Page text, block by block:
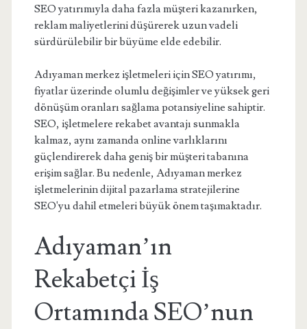
SEO yatırımıyla daha fazla müşteri kazanırken,
reklam maliyetlerini düşürerek uzun vadeli
sürdürülebilir bir büyüme elde edebilir.
Adıyaman merkez işletmeleri için SEO yatırımı,
fiyatlar üzerinde olumlu değişimler ve yüksek geri
dönüşüm oranları sağlama potansiyeline sahiptir.
SEO, işletmelere rekabet avantajı sunmakla
kalmaz, aynı zamanda online varlıklarını
güçlendirerek daha geniş bir müşteri tabanına
erişim sağlar. Bu nedenle, Adıyaman merkez
işletmelerinin dijital pazarlama stratejilerine
SEO'yu dahil etmeleri büyük önem taşımaktadır.
Adıyaman’ın
Rekabetçi İş
Ortamında SEO’nun